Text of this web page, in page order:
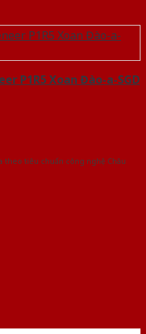
P1R5 Xoan Đào-a-SGD
tiêu chuẩn công nghệ Châu